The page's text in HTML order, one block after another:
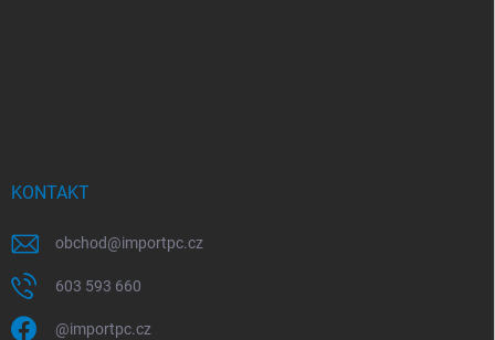
KONTAKT
obchod@importpc.cz
603 593 660
@importpc.cz